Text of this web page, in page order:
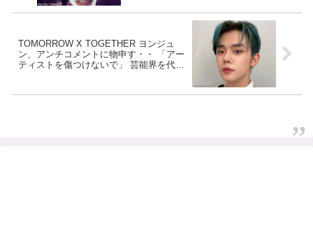
TOMORROW X TOGETHER ヨンジュ
ン、アンチコメントに物申す・・ 「アー
ティストを傷つけないで」 芸能界を代表